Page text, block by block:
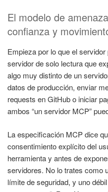
El modelo de
confianza y
Empieza por lo que el
servidor de solo lectura que
algo muy distinto de un
datos de producción, enviar
requests en GitHub o iniciar
ambos “un servidor MCP”
La especificación MCP dice
consentimiento explícito del
herramienta y antes de
servidores. No lo trates como
límite de seguridad, y uno